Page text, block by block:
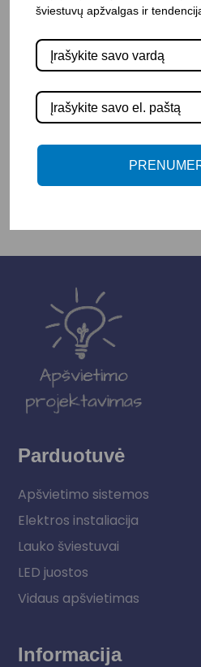
Korpuso spalva: Tamsiai pilka
Atsparumas drėgmei: IP20
Pristatymo terminas: 15 – 30
Parduotuvė
Apšvietimo sistemos
Elektros instaliacija
Lauko šviestuvai
LED juostos
Vidaus apšvietimas
Informacija
šviestuvų apžvalgas ir